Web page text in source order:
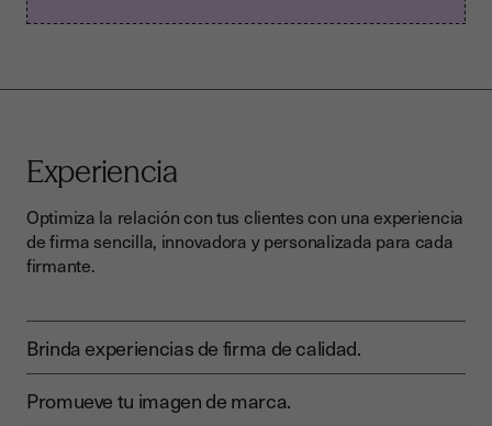
Experiencia
Optimiza la relación con tus clientes con una experiencia
de firma sencilla, innovadora y personalizada para cada
firmante.
Brinda experiencias de firma de calidad.
Promueve tu imagen de marca.